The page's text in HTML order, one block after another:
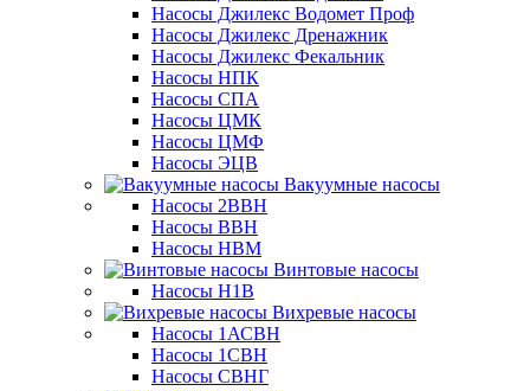
Насосы Джилекс Водомет Проф
Насосы Джилекс Дренажник
Насосы Джилекс Фекальник
Насосы НПК
Насосы СПА
Насосы ЦМК
Насосы ЦМФ
Насосы ЭЦВ
Вакуумные насосы
Насосы 2ВВН
Насосы ВВН
Насосы НВМ
Винтовые насосы
Насосы Н1В
Вихревые насосы
Насосы 1АСВН
Насосы 1СВН
Насосы СВНГ